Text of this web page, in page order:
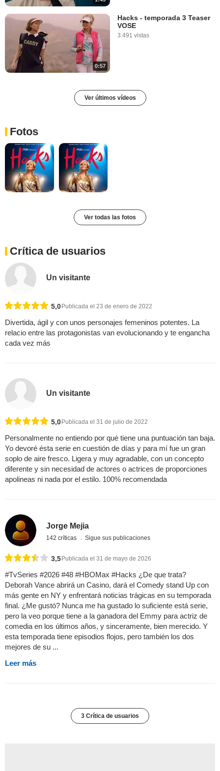
0:57
Hacks - temporada 3 Teaser
VOSE
3.491 vistas
Ver últimos vídeos
Fotos
Ver todas las fotos
Crítica de usuarios
Un visitante
5,0 Publicada el 23 de enero de 2022
Divertida, ágil y con unos personajes femeninos potentes. La
relacio entre las protagonistas van evolucionando y te engancha
cada vez más
Un visitante
5,0 Publicada el 31 de julio de 2022
Personalmente no entiendo por qué tiene una puntuación tan baja.
Yo devoré ésta serie en cuestión de días y para mí fue un gran
soplo de aire fresco. Ligera y muy agradable, con un concepto
diferente y sin necesidad de actores o actrices de proporciones
apolineas ni nada por el estilo. 100% recomendada
Jorge Mejia
142 críticas Sigue sus publicaciones
3,5Publicada el 31 de mayo de 2026
#TvSeries #2026 #48 #HBOMax #Hacks ¿De que trata?
Deborah Vance abrirá un Casino, dará el Comedy stand Up con
más gente en NY y enfrentará noticias trágicas en su temporada
final. ¿Me gustó? Nunca me ha gustado lo suficiente está serie,
pero la veo porque tiene a la ganadora del Emmy para actriz de
comedia en los últimos años, y sinceramente, bien merecido. Y
esta temporada tiene episodios flojos, pero también los dos
mejores de su ...
Leer más
3 Crítica de usuarios